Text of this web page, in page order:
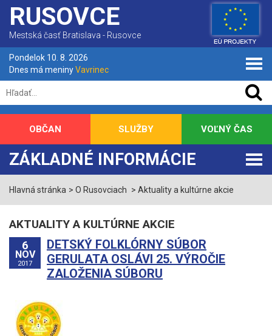
RUSOVCE
Mestská časť Bratislava - Rusovce
Pondelok 10. 8. 2026
Dnes má meninyVavrinec
ZÁKLADNÉ INFORMÁCIE
OBČAN SLUŽBY VOĽNÝ ČAS
Hlavná stránka O Rusovciach Aktuality a kultúrne akcie
AKTUALITY A KULTÚRNE AKCIE
6
NOV
2017
DETSKÝ FOLKLÓRNY SÚBOR
GERULATA OSLÁVI 25. VÝROČIE
ZALOŽENIA SÚBORU